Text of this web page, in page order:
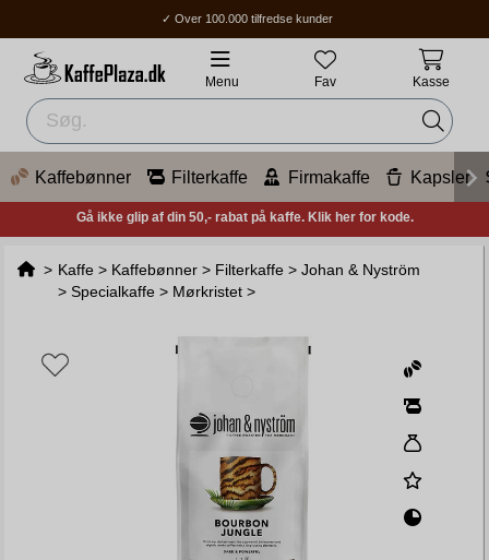
✓ Over 100.000 tilfredse kunder
✓ Gratis fragt over 400 kr.
✓ Hjemmelevering / Ombud: 1-3 hverdage.
Menu Fav Kasse
Kaffebønner Filterkaffe Firmakaffe Kapsler
Gå ikke glip af din 50,- rabat på kaffe. Klik her for kode.
> Kaffe > Kaffebønner > Filterkaffe >Johan & Nyström
>Specialkaffe > Mørkristet >